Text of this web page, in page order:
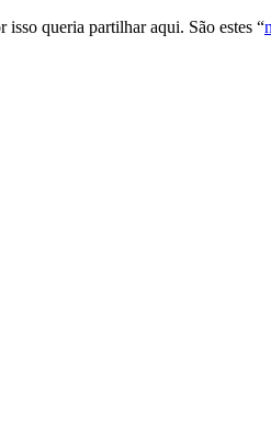
queria partilhar aqui. São estes “